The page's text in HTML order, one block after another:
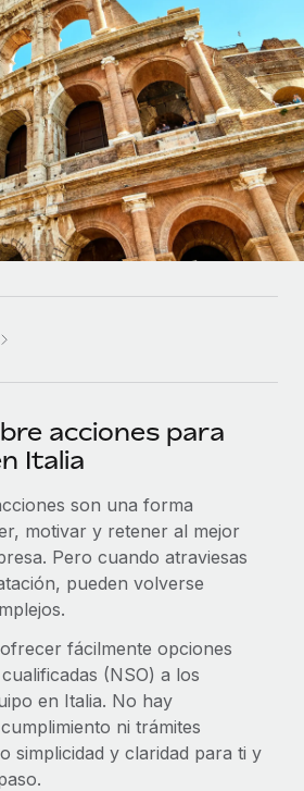
laborales complejas.
en tus flujos de trabajo sin
de RR. HH. integradas para tu
herramienta de IA con Remote
con herramientas empresariales
experta en RR. HH. globales
de antecedentes
de cribado de candidatos.
de cumplimiento
de RR. HH. globales y nóminas para
con soluciones de RR. HH.
para grandes empresas.
estratégicos
de los RR. HH. globales en tu
de colaborar con nosotros.
Próximamente
y automatización con IA.
de Reverse Tech con
a autónomos y las
La startup de salud y bienestar
con Remote para...
REMOTE
y plantillas
de puestos
salarios y talento
recursos
acciones para
Italia
son una forma
motivar y retener al mejor
Pero cuando atraviesas
pueden volverse
fácilmente opciones
(NSO) a los
en Italia. No hay
ni trámites
simplicidad y claridad para ti y